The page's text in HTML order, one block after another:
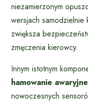
niezamierzonym
wersjach
zwiększa
zmęczenia kierowcy.
Innym istotnym
hamowanie awaryjne
nowoczesnych